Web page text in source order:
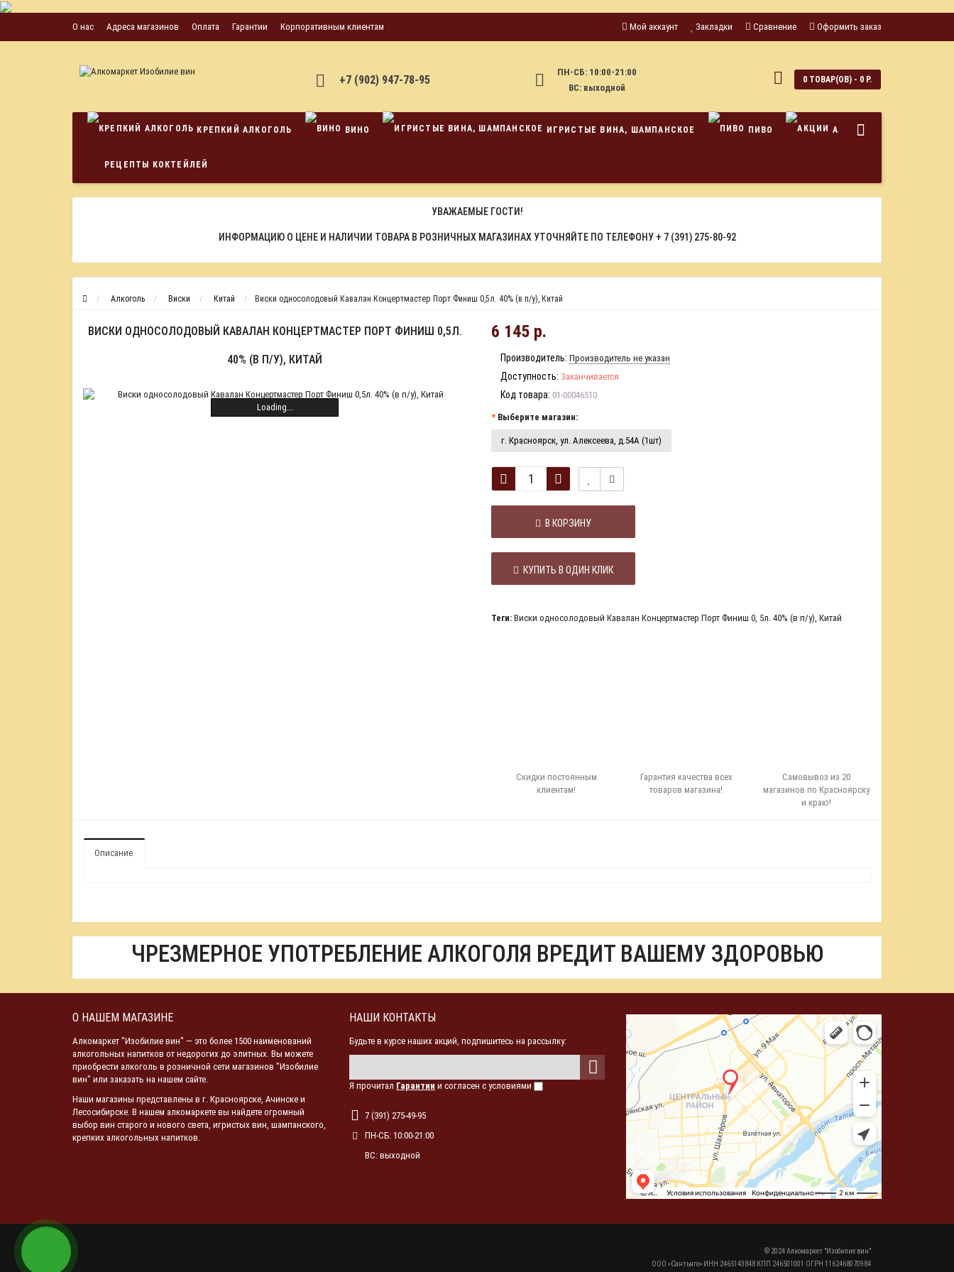
О нас Адреса магазинов Оплата Гарантии Корпоративным клиентам Мой аккаунт Закладки Сравнение Оформить заказ
+7 (902) 947-78-95
ПН-СБ: 10:00-21:00
ВС: выходной
0 ТОВАР(ОВ) - 0 Р.
КРЕПКИЙ АЛКОГОЛЬ ВИНО ИГРИСТЫЕ ВИНА, ШАМПАНСКОЕ ПИВО АКЦИИ
РЕЦЕПТЫ КОКТЕЙЛЕЙ
УВАЖАЕМЫЕ ГОСТИ!
ИНФОРМАЦИЮ О ЦЕНЕ И НАЛИЧИИ ТОВАРА В РОЗНИЧНЫХ МАГАЗИНАХ УТОЧНЯЙТЕ ПО ТЕЛЕФОНУ + 7 (391) 275-80-92
Алкоголь Виски Китай Виски односолодовый Кавалан Концертмастер Порт Финиш 0,5л. 40% (в п/у), Китай
ВИСКИ ОДНОСОЛОДОВЫЙ КАВАЛАН КОНЦЕРТМАСТЕР ПОРТ ФИНИШ 0,5Л.
40% (В П/У), КИТАЙ
Loading...
6 145 р.
Производитель: Производитель не указан
Доступность: Заканчивается
Код товара: 01-00046510
Выберите магазин:
г. Красноярск, ул. Алексеева, д.54А (1шт)
В КОРЗИНУ
КУПИТЬ В ОДИН КЛИК
Теги: Виски односолодовый Кавалан Концертмастер Порт Финиш 0, 5л. 40% (в п/у), Китай
Скидки постоянным
клиентам!
Гарантия качества всех
товаров магазина!
Самовывоз из 20
магазинов по Красноярску
и краю!
Описание
ЧРЕЗМЕРНОЕ УПОТРЕБЛЕНИЕ АЛКОГОЛЯ ВРЕДИТ ВАШЕМУ ЗДОРОВЬЮ
О НАШЕМ МАГАЗИНЕ
Алкомаркет "Изобилие вин" — это более 1500 наименований
алкогольных напитков от недорогих до элитных. Вы можете
приобрести алкоголь в розничной сети магазинов "Изобилие
вин" или заказать на нашем сайте.
Наши магазины представлены в г. Красноярске, Ачинске и
Лесосибирске. В нашем алкомаркете вы найдете огромный
выбор вин старого и нового света, игристых вин, шампанского,
крепких алкогольных напитков.
НАШИ КОНТАКТЫ
Будьте в курсе наших акций, подпишитесь на рассылку:
Я прочитал Гарантии и согласен с условиями
7 (391) 275-49-95
ПН-СБ: 10:00-21:00
ВС: выходной
© 2024 Алкомаркет "Изобилие вин"
ООО «Сантьяго» ИНН 2465143848 КПП 246501001 ОГРН 1162468070984